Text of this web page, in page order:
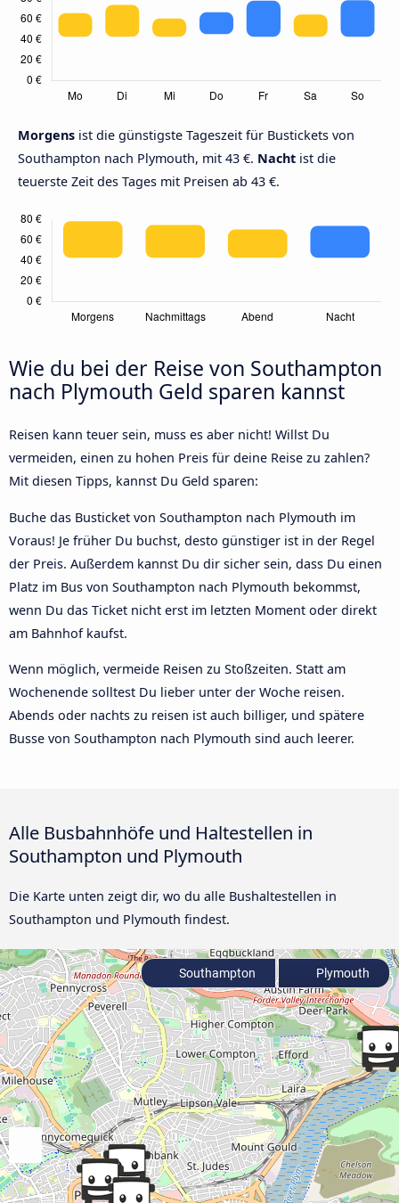
Morgens ist die günstigste Tageszeit für Bustickets von
Southampton nach Plymouth, mit 43 €. Nacht ist die
teuerste Zeit des Tages mit Preisen ab 43 €.
Wie du bei der Reise von Southampton
nach Plymouth Geld sparen kannst
Reisen kann teuer sein, muss es aber nicht! Willst Du
vermeiden, einen zu hohen Preis für deine Reise zu zahlen?
Mit diesen Tipps, kannst Du Geld sparen:
Buche das Busticket von Southampton nach Plymouth im
Voraus! Je früher Du buchst, desto günstiger ist in der Regel
der Preis. Außerdem kannst Du dir sicher sein, dass Du einen
Platz im Bus von Southampton nach Plymouth bekommst,
wenn Du das Ticket nicht erst im letzten Moment oder direkt
am Bahnhof kaufst.
Wenn möglich, vermeide Reisen zu Stoßzeiten. Statt am
Wochenende solltest Du lieber unter der Woche reisen.
Abends oder nachts zu reisen ist auch billiger, und spätere
Busse von Southampton nach Plymouth sind auch leerer.
Alle Busbahnhöfe und Haltestellen in
Southampton und Plymouth
Die Karte unten zeigt dir, wo du alle Bushaltestellen in
Southampton und Plymouth findest.
Southampton Plymouth